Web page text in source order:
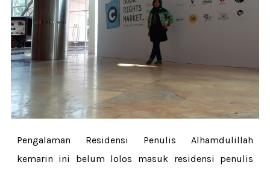
Pengalaman Residensi Penulis Alhamdulillah
kemarin ini belum lolos masuk residensi penulis